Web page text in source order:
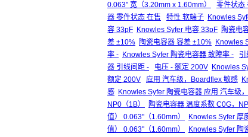
0.063" 宽（3.20mm x 1.60mm）
零件状态
器 零件状态 在售
特性 软端子 Knowles
容 33pF Knowles Syfer 电容 33pF 陶瓷电
差 ±10% 陶瓷电容器 容差 ±10% Knowles
率 - Knowles Syfer 陶瓷电容器 故障率 - 引
器 引线间距 -
电压 - 额定 200V Knowles
额定 200V
应用 汽车级，Boardflex 敏感
感 Knowles Syfer 陶瓷电容器 应用 汽车级
NP0（1B）
陶瓷电容器 温度系数 C0G，
值） 0.063"（1.60mm）
Knowles Syfer 厚
值） 0.063"（1.60mm）
Knowles Syfer 陶